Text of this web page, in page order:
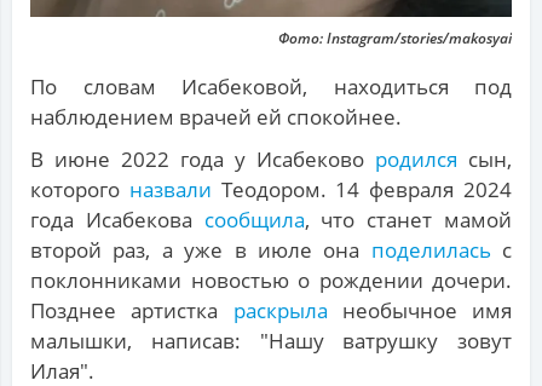
Фото: Instagram/stories/makosyai
По словам Исабековой, находиться под
наблюдением врачей ей спокойнее.
В июне 2022 года у Исабеково родился сын,
которого назвали Теодором. 14 февраля 2024
года Исабекова сообщила, что станет мамой
второй раз, а уже в июле она поделилась с
поклонниками новостью о рождении дочери.
Позднее артистка раскрыла необычное имя
малышки, написав: "Нашу ватрушку зовут
Илая".